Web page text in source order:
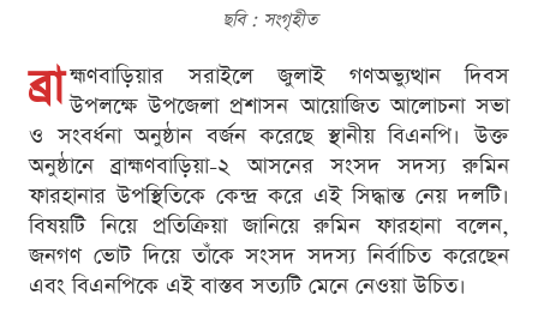
ছবি : সংগৃহীত
ব্রা হ্মণবাড়িয়ার সরাইলে জুলাই গণঅভ্যুত্থান দিবস
উপলক্ষে উপজেলা প্রশাসন আয়োজিত আলোচনা সভা
ও সংবর্ধনা অনুষ্ঠান বর্জন করেছে স্থানীয় বিএনপি। উক্ত
অনুষ্ঠানে ব্রাহ্মণবাড়িয়া-২ আসনের সংসদ সদস্য রুমিন
ফারহানার উপস্থিতিকে কেন্দ্র করে এই সিদ্ধান্ত নেয় দলটি।
বিষয়টি নিয়ে প্রতিক্রিয়া জানিয়ে রুমিন ফারহানা বলেন,
জনগণ ভোট দিয়ে তাঁকে সংসদ সদস্য নির্বাচিত করেছেন
এবং বিএনপিকে এই বাস্তব সত্যটি মেনে নেওয়া উচিত।